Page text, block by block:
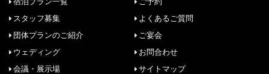
スタッフ募集
よくあるご質問
団体プランのご紹介
ご宴会
ウェディング
お問合わせ
会議・展示場
サイトマップ